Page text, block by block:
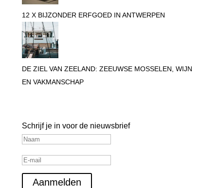
12 X BIJZONDER ERFGOED IN ANTWERPEN
DE ZIEL VAN ZEELAND: ZEEUWSE MOSSELEN, WIJN
EN VAKMANSCHAP
Schrijf je in voor de nieuwsbrief
Aanmelden